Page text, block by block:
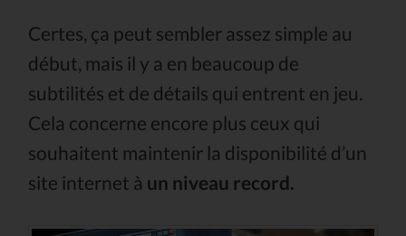
Certes, ça peut sembler assez simple au
début, mais il y a en beaucoup de
subtilités et de détails qui entrent en jeu.
Cela concerne encore plus ceux qui
souhaitent maintenir la disponibilité d’un
site internet à un niveau record.